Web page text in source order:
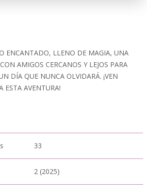
ENCANTADO, LLENO DE MAGIA, UNA
AMIGOS CERCANOS Y LEJOS PARA
DÍA QUE NUNCA OLVIDARÁ. ¡VEN
ESTA AVENTURA!
33
2 (2025)